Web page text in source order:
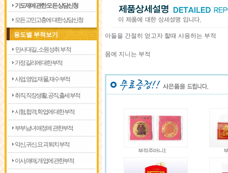
기도제에 관한 모든 상담신청
모든 고민고충에 대한 상담신청
용도별 부적보기
만사대길, 소원성취 부적
가정 길리에 대한부적
사업, 영업, 재물, 재수 부적
취직, 직장생활, 공직, 출세 부적
시험, 합격, 학업에 대한 부적
부부 남녀 애정에 관한부적
악신, 귀신, 요괴 퇴치 부적
이사, 매매, 개업에 관한부적
아들을 간절히 얻고자 할때 사용하는 부적
몸에 지니는 부적
부적주머니1